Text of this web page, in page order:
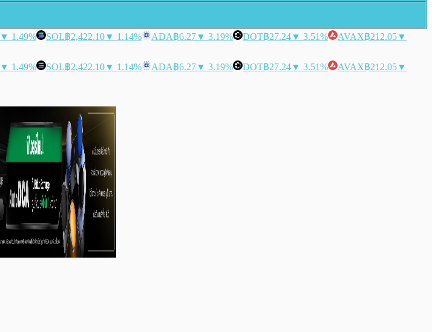
▼ 1.49% SOL฿2,422.10▼ 1.14% ADA฿6.27▼ 3.19% DOT฿27.24▼ 3.51% AVAX฿212.05▼
▼ 1.49% SOL฿2,422.10▼ 1.14% ADA฿6.27▼ 3.19% DOT฿27.24▼ 3.51% AVAX฿212.05▼